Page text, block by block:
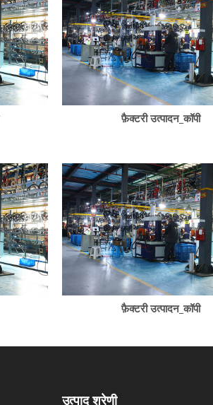
फ़ैक्टरी उत्पादन_कॉपी
फ़ैक्टरी उत्पादन_कॉपी
उत्पाद श्रेणी